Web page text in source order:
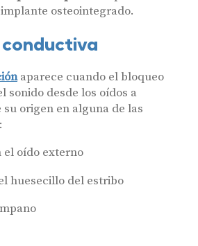
osteointegrado.
aparece cuando el bloqueo
sonido desde los oídos a
origen en alguna de las
oído externo
huesecillo del estribo